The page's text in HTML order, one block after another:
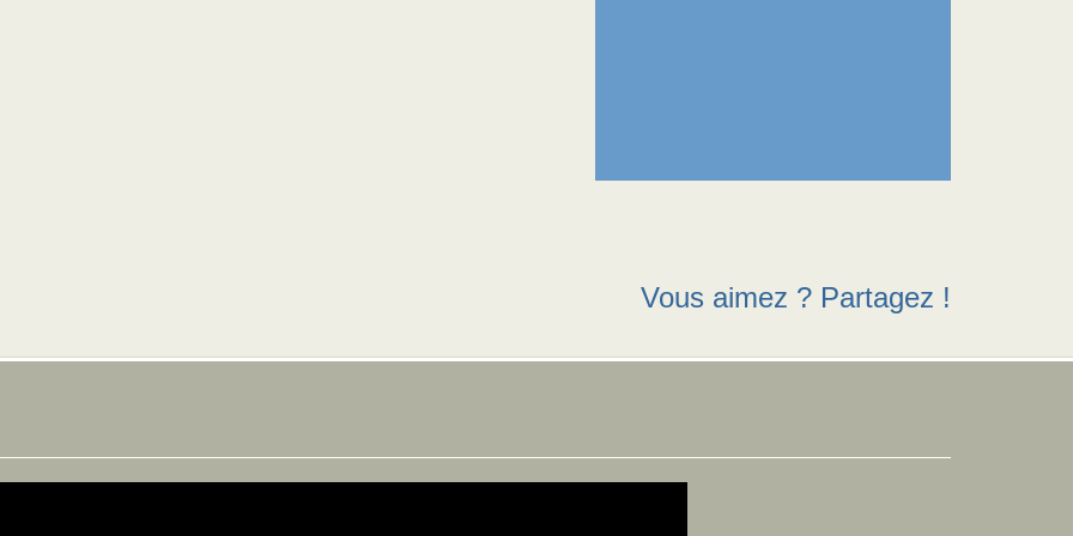
Vous aimez ? Partagez !